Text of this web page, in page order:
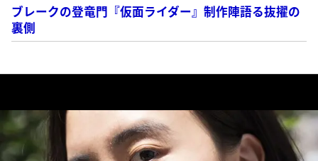
ブレークの登竜門『仮面ライダー』制作陣語る抜擢の
裏側